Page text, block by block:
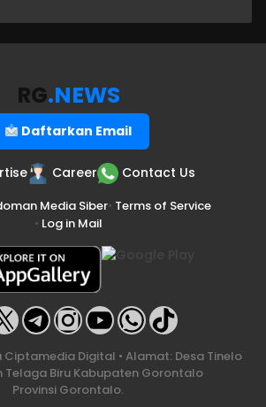
RG.NEWS
Daftarkan Email
Career Contact Us
Media Siber• Terms of Service
• Log in Mail
Ciptamedia Digital • Alamat: Desa Tinelo
Telaga Biru Kabupaten Gorontalo
Provinsi Gorontalo.